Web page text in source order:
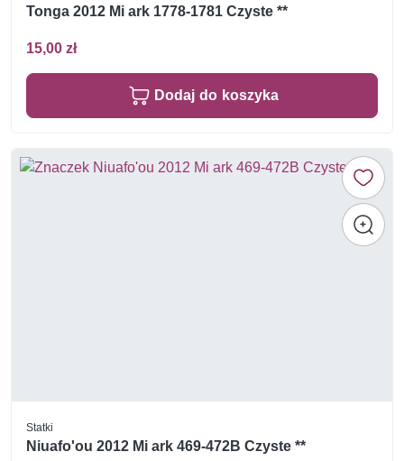
Tonga 2012 Mi ark 1778-1781 Czyste **
15,00 zł
Dodaj do koszyka
Statki
Niuafo'ou 2012 Mi ark 469-472B Czyste **